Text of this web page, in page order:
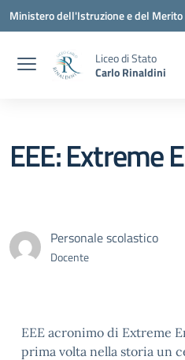
Vai ai contenuti
Vai al menu di navigazione
Vai al footer
Ministero dell'Istruzione e del Merito
Liceo di Stato
Carlo Rinaldini
EEE: Extreme
Personale scolastico
Docente
EEE acronimo di Extreme
prima volta nella storia un